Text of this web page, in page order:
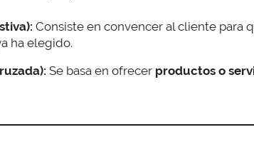
Consiste en convencer al cliente para
ha elegido.
Se basa en ofrecer productos o